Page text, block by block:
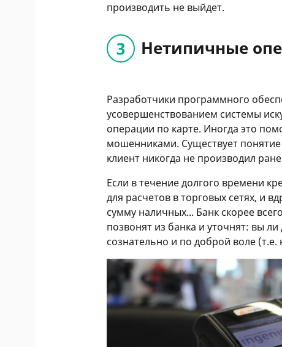
производить не выйдет.
Нетипичные
Разработчики программного
усовершенствованием системы
операции по карте. Иногда это
мошенниками. Существует
клиент никогда не производил
Если в течение долгого времени
для расчетов в торговых сетях, и
сумму наличных... Банк скорее
позвонят из банка и уточнят: вы
сознательно и по доброй воле